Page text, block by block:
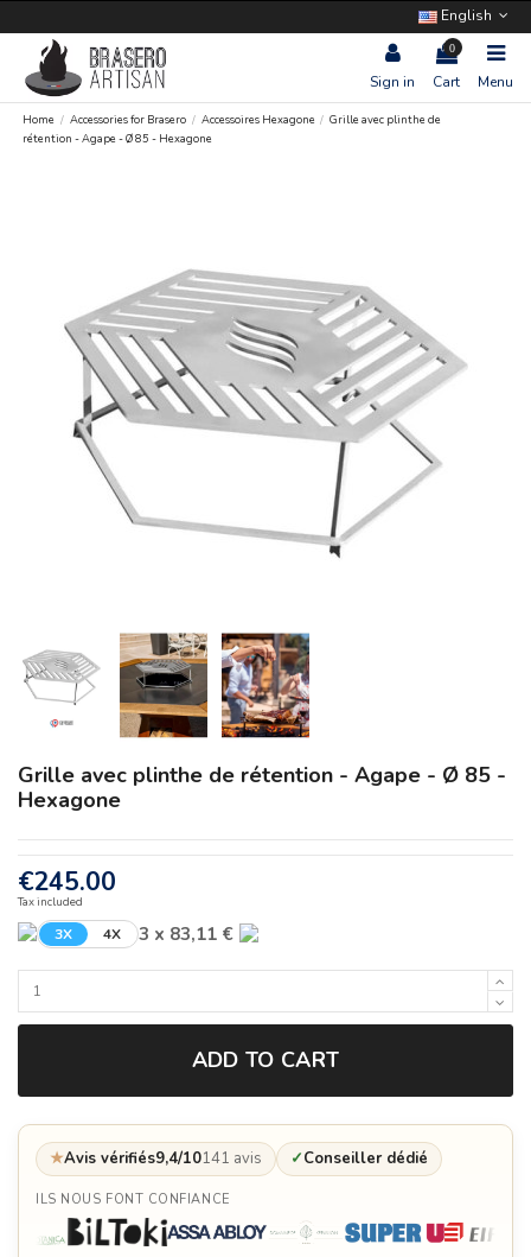
English
Sign in
0
Cart Menu
Home Accessories for Brasero Accessoires Hexagone
Grille avec plinthe de
rétention - Agape - Ø 85 - Hexagone
Grille avec plinthe de rétention - Agape - Ø 85 -
Hexagone
€245.00
Tax included
3X 4X 3 x 83,11 €
ADD TO CART
★Avis vérifiés9,4/10141 avis ✓Conseiller dédié
ILS NOUS FONT CONFIANCE